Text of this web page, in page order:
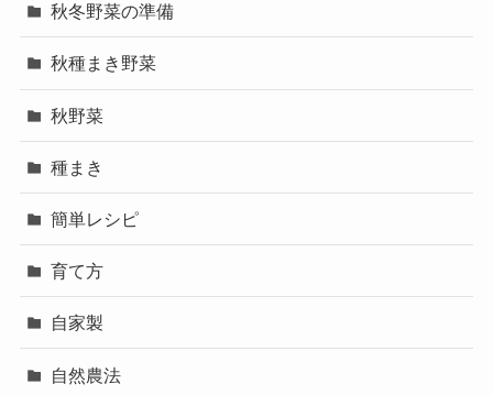
秋冬野菜の準備
秋種まき野菜
秋野菜
種まき
簡単レシピ
育て方
自家製
自然農法